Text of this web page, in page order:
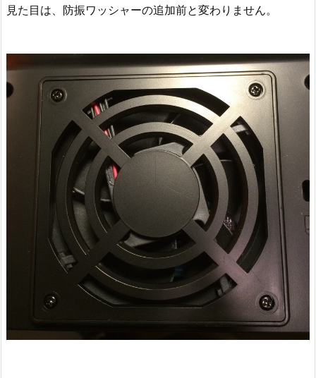
見た目は、防振ワッシャーの追加前と変わりません。